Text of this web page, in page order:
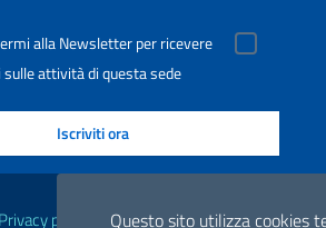
Questo sito utilizza cookies
alla Newsletter per ricevere
attività di questa sede
Privacy policy Dichiarazione di accessibilità